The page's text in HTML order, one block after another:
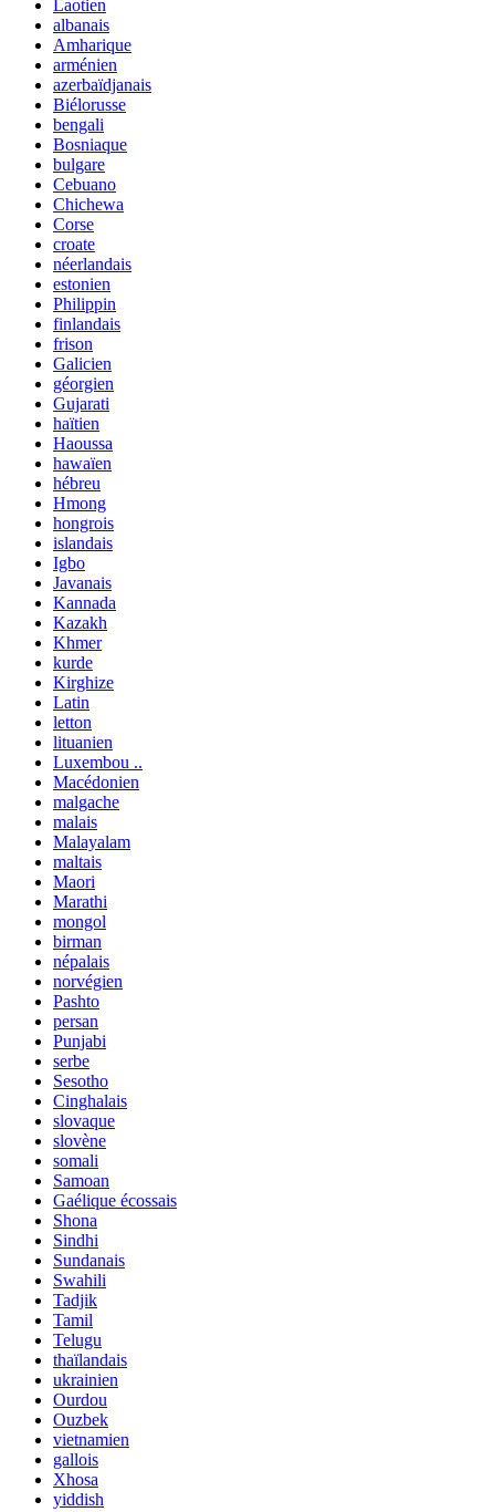
Laotien
albanais
Amharique
arménien
azerbaïdjanais
Biélorusse
bengali
Bosniaque
bulgare
Cebuano
Chichewa
Corse
croate
néerlandais
estonien
Philippin
finlandais
frison
Galicien
géorgien
Gujarati
haïtien
Haoussa
hawaïen
hébreu
Hmong
hongrois
islandais
Igbo
Javanais
Kannada
Kazakh
Khmer
kurde
Kirghize
Latin
letton
lituanien
Luxembou ..
Macédonien
malgache
malais
Malayalam
maltais
Maori
Marathi
mongol
birman
népalais
norvégien
Pashto
persan
Punjabi
serbe
Sesotho
Cinghalais
slovaque
slovène
somali
Samoan
Gaélique écossais
Shona
Sindhi
Sundanais
Swahili
Tadjik
Tamil
Telugu
thaïlandais
ukrainien
Ourdou
Ouzbek
vietnamien
gallois
Xhosa
yiddish